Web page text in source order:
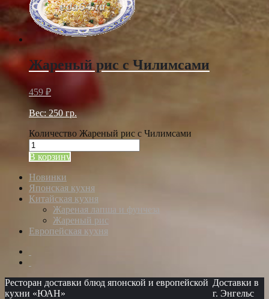
Жареный рис с Чилимсами
459 ₽
Вес: 250 гр.
Количество Жареный рис с Чилимсами
В корзину
Новинки
Японская кухня
Китайская кухня
Жареная лапша и фунчеза
Жареный рис
Европейская кухня
Ресторан доставки блюд японской и европейской
кухни «ЮАН»
Доставки в
г. Энгельс